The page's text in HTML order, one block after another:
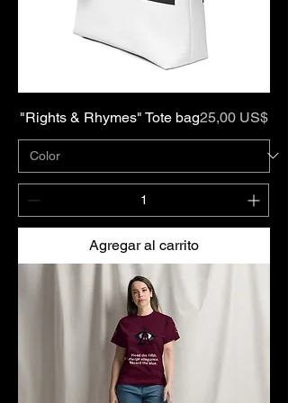
"Rights & Rhymes" Tote bagPrecio
25,00 US$
Agregar al carrito